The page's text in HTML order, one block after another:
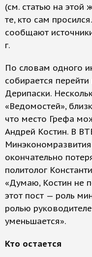
(см. статью на этой
те, кто сам
сообщают
г.
По словам одного
собирается
Дерипаски.
«Ведомостей»,
что место Грефа
Андрей Костин. В
окончательно
политолог
«Думаю, Костин не
этот пост — роль
ролью
уменьшается».
Кто остается